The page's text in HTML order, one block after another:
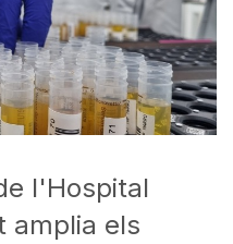
l'Hospital
amplia els